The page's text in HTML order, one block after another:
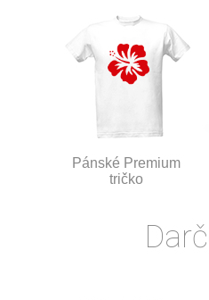
Pánské Premium
tričko